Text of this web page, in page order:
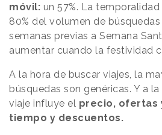
móvil: un 57%. La
80% del volumen de
semanas previas a Semana
aumentar cuando la festividad
A la hora de buscar viajes, la
búsquedas son genéricas. Y a
viaje influye el precio, ofertas
tiempo y descuentos.